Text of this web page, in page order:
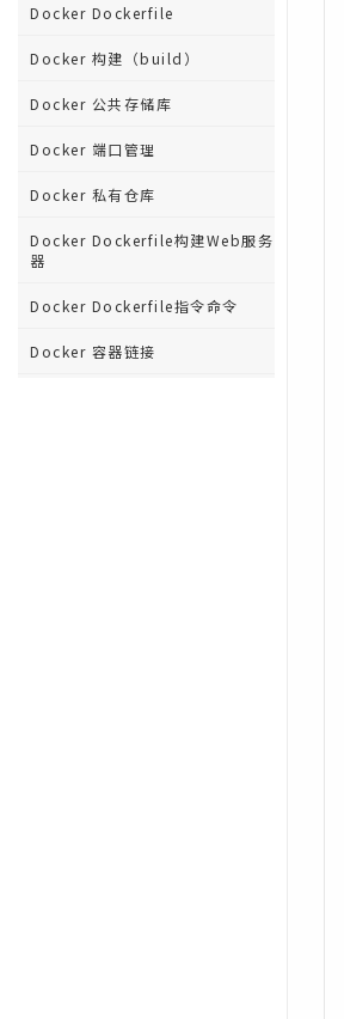
Docker Dockerfile
Docker 构建（build）
Docker 公共存储库
Docker 端口管理
Docker 私有仓库
Docker Dockerfile构建Web服务
器
Docker Dockerfile指令命令
Docker 容器链接